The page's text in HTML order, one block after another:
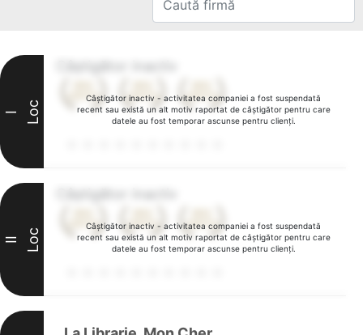
Câștigător inactiv - activitatea companiei a fost suspendată
recent sau există un alt motiv raportat de câștigător pentru care
datele au fost temporar ascunse pentru clienți.
I Loc
Câștigător inactiv - activitatea companiei a fost suspendată
recent sau există un alt motiv raportat de câștigător pentru care
datele au fost temporar ascunse pentru clienți.
II Loc